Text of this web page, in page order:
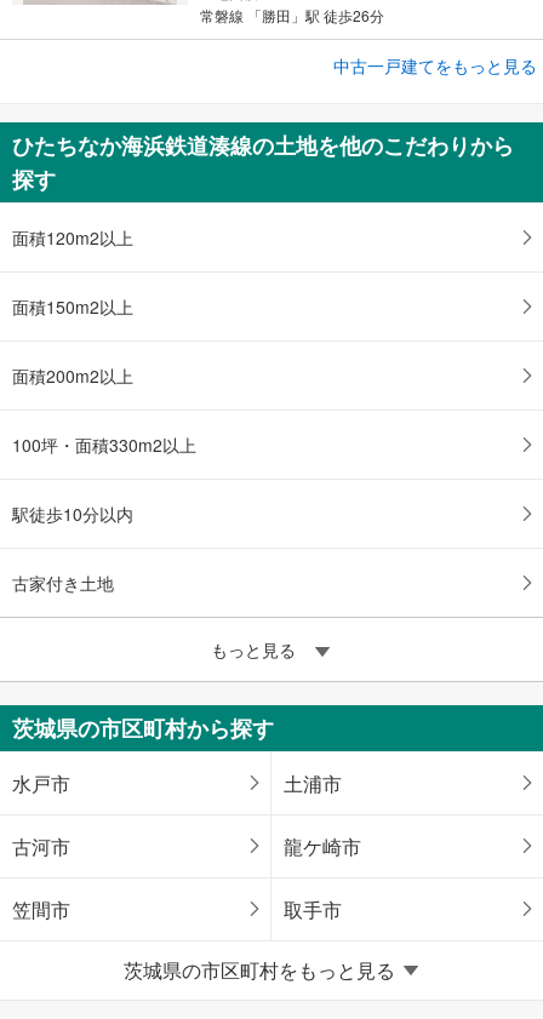
常磐線 「勝田」駅 徒歩26分
ひたちなか市湊泉町
1,880万円
土地面積 179.06m2
中古一戸建てをもっと見る
ひたちなか海浜鉄道湊線の土地を他のこだわりから
探す
面積120m2以上
面積150m2以上
面積200m2以上
100坪・面積330m2以上
駅徒歩10分以内
古家付き土地
もっと見る
茨城県の市区町村から探す
水戸市 土浦市
古河市 龍ケ崎市
笠間市 取手市
つくば市
茨城県の市区町村をもっと見る